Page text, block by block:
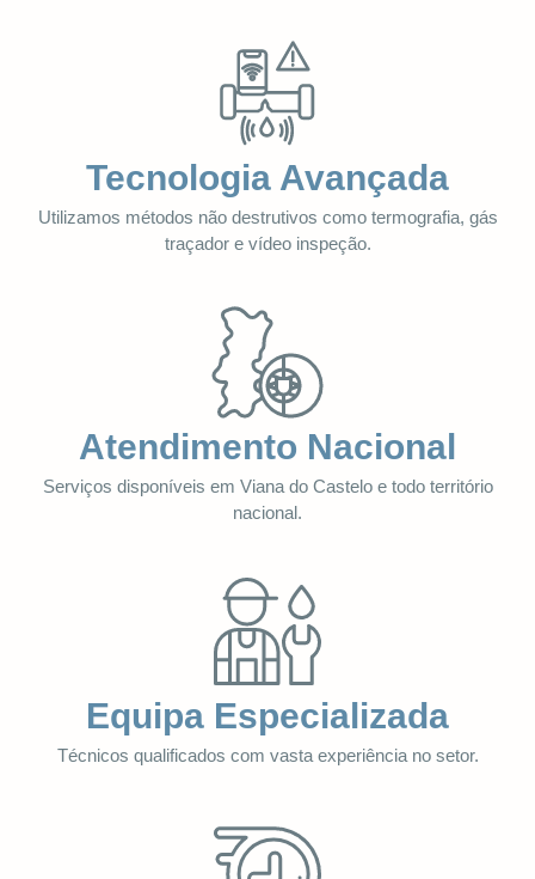
Tecnologia Avançada
Utilizamos métodos não destrutivos como termografia, gás
traçador e vídeo inspeção.
Atendimento Nacional
Serviços disponíveis em Viana do Castelo e todo território
nacional.
Equipa Especializada
Técnicos qualificados com vasta experiência no setor.